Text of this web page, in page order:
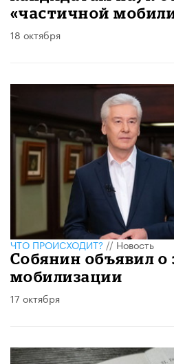
«частичной
18 октября
ЧТО ПРОИСХОДИТ?//Новость
Собянин объявил о
мобилизации
17 октября